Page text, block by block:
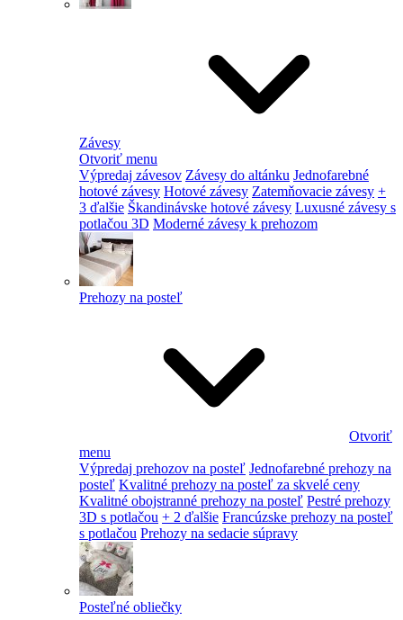
Závesy
Otvoriť menu
Výpredaj závesov Závesy do altánku Jednofarebné
hotové závesy Hotové závesy Zatemňovacie závesy +
3 ďalšie Škandinávske hotové závesy Luxusné závesy s
potlačou 3D Moderné závesy k prehozom
Prehozy na posteľ
Otvoriť
menu
Výpredaj prehozov na posteľ Jednofarebné prehozy na
posteľ Kvalitné prehozy na posteľ za skvelé ceny
Kvalitné obojstranné prehozy na posteľ Pestré prehozy
3D s potlačou + 2 ďalšie Francúzske prehozy na posteľ
s potlačou Prehozy na sedacie súpravy
Posteľné obliečky